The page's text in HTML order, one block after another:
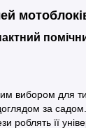
вибором для
за садом.
роблять її